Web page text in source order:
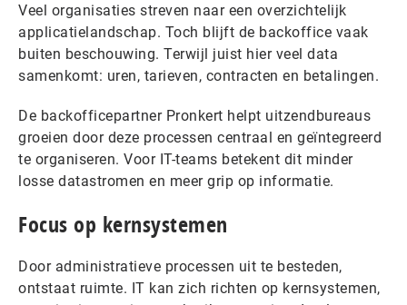
Veel organisaties streven naar een overzichtelijk
applicatielandschap. Toch blijft de backoffice vaak
buiten beschouwing. Terwijl juist hier veel data
samenkomt: uren, tarieven, contracten en betalingen.
De backofficepartner Pronkert helpt uitzendbureaus
groeien door deze processen centraal en geïntegreerd
te organiseren. Voor IT-teams betekent dit minder
losse datastromen en meer grip op informatie.
Focus op kernsystemen
Door administratieve processen uit te besteden,
ontstaat ruimte. IT kan zich richten op kernsystemen,